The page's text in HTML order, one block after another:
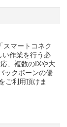
スマートコネク
い作業を行う必
、複数のIXや大
ックボーンの優
ご利用頂けま